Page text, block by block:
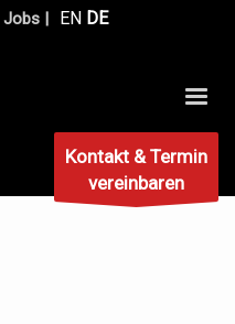
Jobs | EN DE
Kontakt & Termin
vereinbaren